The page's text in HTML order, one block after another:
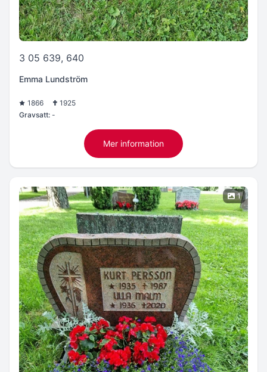
3 05 639, 640
Emma Lundström
1866
1925
Gravsatt: -
Mer information
1